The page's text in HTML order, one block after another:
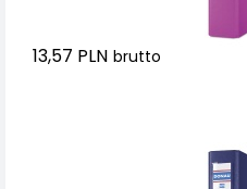
13,57 PLN brutto